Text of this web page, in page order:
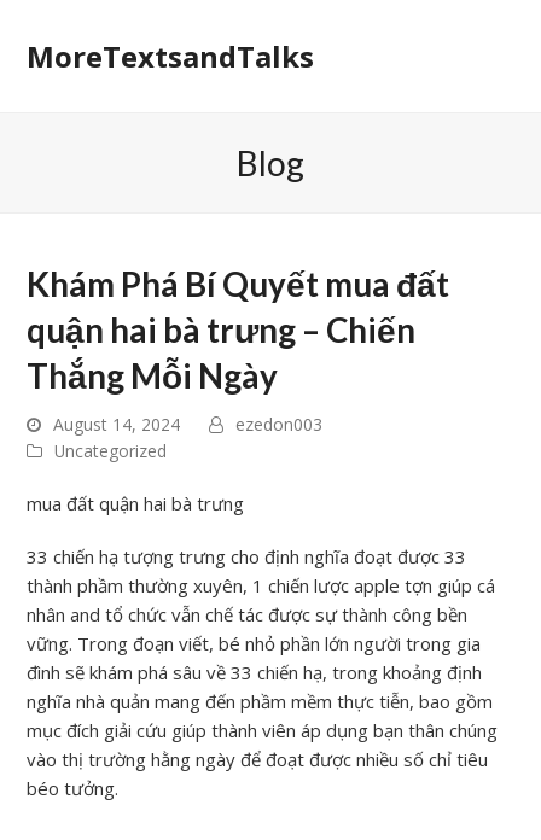
MoreTextsandTalks
Blog
Khám Phá Bí Quyết mua đất
quận hai bà trưng – Chiến
Thắng Mỗi Ngày
August 14, 2024
ezedon003
Uncategorized
mua đất quận hai bà trưng
33 chiến hạ tượng trưng cho định nghĩa đoạt được 33
thành phầm thường xuyên, 1 chiến lược apple tợn giúp cá
nhân and tổ chức vẫn chế tác được sự thành công bền
vững. Trong đoạn viết, bé nhỏ phần lớn người trong gia
đình sẽ khám phá sâu về 33 chiến hạ, trong khoảng định
nghĩa nhà quản mang đến phầm mềm thực tiễn, bao gồm
mục đích giải cứu giúp thành viên áp dụng bạn thân chúng
vào thị trường hằng ngày để đoạt được nhiều số chỉ tiêu
béo tưởng.